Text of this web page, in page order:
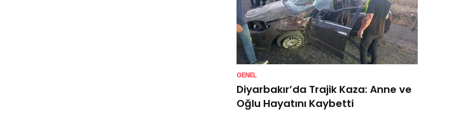
GENEL
Diyarbakır’da Trajik Kaza: Anne ve
Oğlu Hayatını Kaybetti